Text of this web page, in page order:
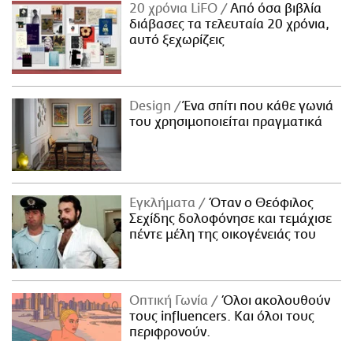
20 χρόνια LiFO
Από όσα βιβλία
διάβασες τα τελευταία 20 χρόνια,
αυτό ξεχωρίζεις
Design
Ένα σπίτι που κάθε γωνιά
του χρησιμοποιείται πραγματικά
Εγκλήματα
Όταν ο Θεόφιλος
Σεχίδης δολοφόνησε και τεμάχισε
πέντε μέλη της οικογένειάς του
Οπτική Γωνία
Όλοι ακολουθούν
τους influencers. Και όλοι τους
περιφρονούν.